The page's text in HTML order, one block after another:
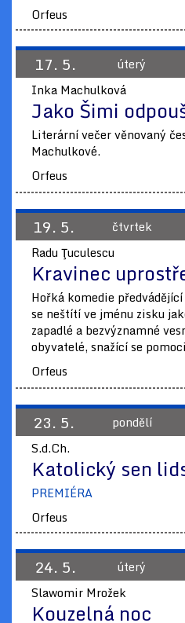
Orfeus
17. 5. úterý
Inka Machulková
Jako Šimi
Literární večer věnovaný
Machulkové.
Orfeus
19. 5. čtvrtek
Radu Ţuculescu
Kravinec
Hořká komedie
se neštítí ve jménu zisku
zapadlé a bezvýznamné
obyvatelé, snažící se
Orfeus
23. 5. pondělí
S.d.Ch.
Katolický sen
PREMIÉRA
Orfeus
24. 5. úterý
Slawomir Mrožek
Kouzelná noc